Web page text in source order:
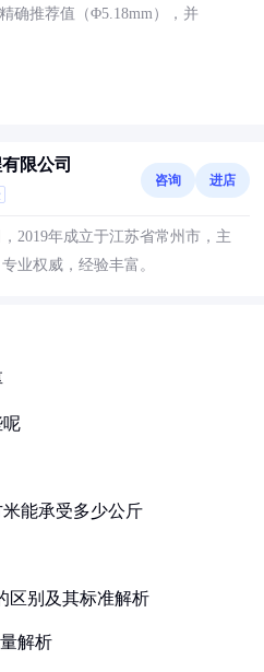
确推荐值（Φ5.18mm），并
限公司
咨询 进店
2019年成立于江苏省常州市，主
业权威，经验丰富。
呢
能承受多少公斤
区别及其标准解析
解析